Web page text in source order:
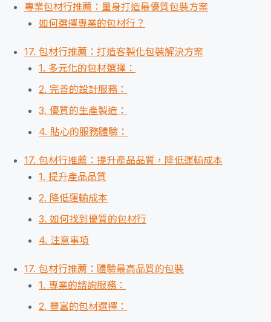
專業包材行推薦：量身打造最優質包裝方案
如何選擇專業的包材行？
17. 包材行推薦：打造客製化包裝解決方案
1. 多元化的包材選擇：
2. 完善的設計服務：
3. 優質的生產製造：
4. 貼心的服務體驗：
17. 包材行推薦：提升產品品質，降低運輸成本
1. 提升產品品質
2. 降低運輸成本
3. 如何找到優質的包材行
4. 注意事項
17. 包材行推薦：體驗最高品質的包裝
1. 專業的諮詢服務：
2. 豐富的包材選擇：